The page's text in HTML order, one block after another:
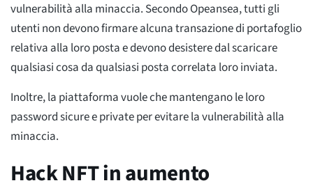
vulnerabilità alla minaccia. Secondo Opeansea, tutti gli
utenti non devono firmare alcuna transazione di portafoglio
relativa alla loro posta e devono desistere dal scaricare
qualsiasi cosa da qualsiasi posta correlata loro inviata.
Inoltre, la piattaforma vuole che mantengano le loro
password sicure e private per evitare la vulnerabilità alla
minaccia.
Hack NFT in aumento